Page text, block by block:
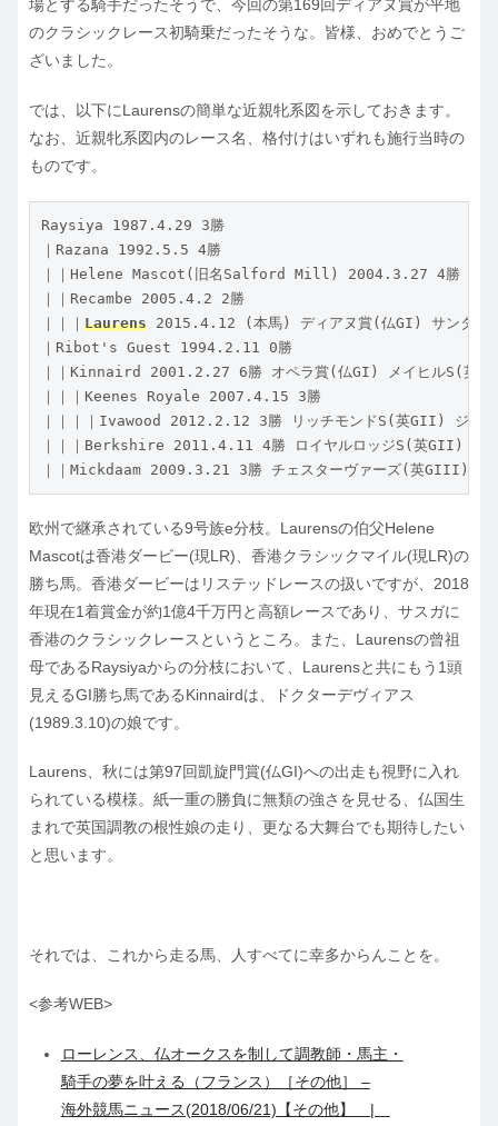
場とする騎手だったそうで、今回の第169回ディアヌ賞が平地
のクラシックレース初騎乗だったそうな。皆様、おめでとうご
ざいました。
では、以下にLaurensの簡単な近親牝系図を示しておきます。
なお、近親牝系図内のレース名、格付けはいずれも施行当時の
ものです。
Raysiya 1987.4.29 3勝
｜Razana 1992.5.5 4勝
｜｜Helene Mascot(旧名Salford Mill) 2004.3.27 4勝 香港ダ
｜｜Recambe 2005.4.2 2勝
｜｜｜ Laurens 2015.4.12 (本馬) ディアヌ賞(仏GI) サンタラ
｜Ribot's Guest 1994.2.11 0勝
｜｜Kinnaird 2001.2.27 6勝 オペラ賞(仏GI) メイヒルS(英
｜｜｜Keenes Royale 2007.4.15 3勝
｜｜｜｜Ivawood 2012.2.12 3勝 リッチモンドS(英GII) ジュ
｜｜｜Berkshire 2011.4.11 4勝 ロイヤルロッジS(英GII) ダ
｜｜Mickdaam 2009.3.21 3勝 チェスターヴァーズ(英GIII)ほか
欧州で継承されている9号族e分枝。Laurensの伯父Helene
Mascotは香港ダービー(現LR)、香港クラシックマイル(現LR)の
勝ち馬。香港ダービーはリステッドレースの扱いですが、2018
年現在1着賞金が約1億4千万円と高額レースであり、サスガに
香港のクラシックレースというところ。また、Laurensの曾祖
母であるRaysiyaからの分枝において、Laurensと共にもう1頭
見えるGI勝ち馬であるKinnairdは、ドクターデヴィアス
(1989.3.10)の娘です。
Laurens、秋には第97回凱旋門賞(仏GI)への出走も視野に入れ
られている模様。紙一重の勝負に無類の強さを見せる、仏国生
まれで英国調教の根性娘の走り、更なる大舞台でも期待したい
と思います。
それでは、これから走る馬、人すべてに幸多からんことを。
<参考WEB>
ローレンス、仏オークスを制して調教師・馬主・
騎手の夢を叶える（フランス）［その他］ –
海外競馬ニュース(2018/06/21)【その他】 |